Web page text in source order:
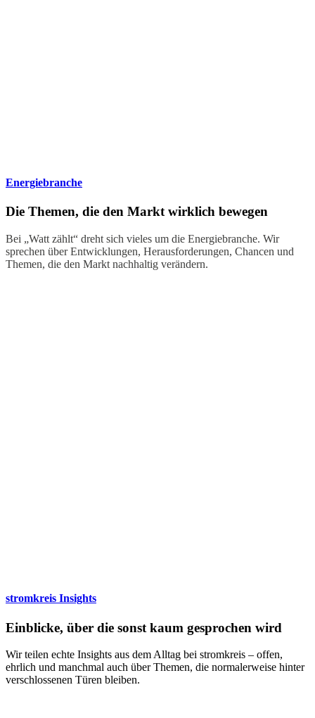
Energiebranche
Die Themen, die den Markt wirklich bewegen
Bei „Watt zählt“ dreht sich vieles um die Energiebranche. Wir
sprechen über Entwicklungen, Herausforderungen, Chancen und
Themen, die den Markt nachhaltig verändern.
stromkreis Insights
Einblicke, über die sonst kaum gesprochen wird
Wir teilen echte Insights aus dem Alltag bei stromkreis – offen,
ehrlich und manchmal auch über Themen, die normalerweise hinter
verschlossenen Türen bleiben.